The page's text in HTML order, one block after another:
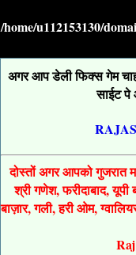
/home/u112153130/
अगर आप डेली फिक्स गेम
साईट
दोस्तों अगर आपको गुजरात
श्री गणेश, फरीदाबाद, यूपी
बाज़ार, गली, हरी ओम,